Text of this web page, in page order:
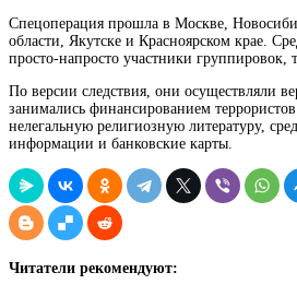
Спецоперация прошла в Москве,
области, Якутске и Красноярском крае.
просто-напросто участники группировок,
По версии следствия, они осуществляли
занимались финансированием
нелегальную религиозную литературу,
информации и банковские карты.
Читатели рекомендуют: